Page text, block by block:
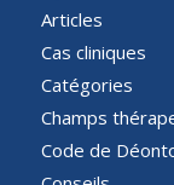
Articles
Cas cliniques
Catégories
Champs
Code de